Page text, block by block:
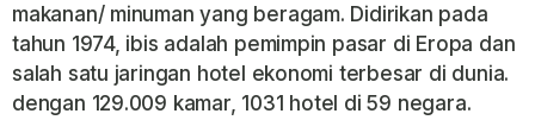
makanan/ minuman yang beragam. Didirikan pada
tahun 1974, ibis adalah pemimpin pasar di Eropa dan
salah satu jaringan hotel ekonomi terbesar di dunia.
dengan 129.009 kamar, 1031 hotel di 59 negara.